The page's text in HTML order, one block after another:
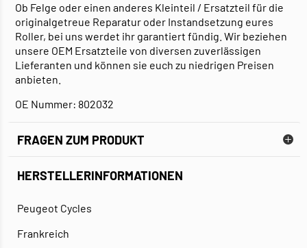
Ob Felge oder einen anderes Kleinteil / Ersatzteil für die
originalgetreue Reparatur oder Instandsetzung eures
Roller, bei uns werdet ihr garantiert fündig. Wir beziehen
unsere OEM Ersatzteile von diversen zuverlässigen
Lieferanten und können sie euch zu niedrigen Preisen
anbieten.
OE Nummer: 802032
FRAGEN ZUM PRODUKT
HERSTELLERINFORMATIONEN
Peugeot Cycles
Frankreich